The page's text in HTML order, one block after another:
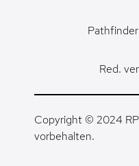
Red.
Copyright © 2024
vorbehalten.